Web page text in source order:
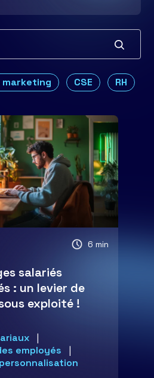
marketing CSE RH
6 min
salariés
: un levier de
exploité !
employés
personnalisation